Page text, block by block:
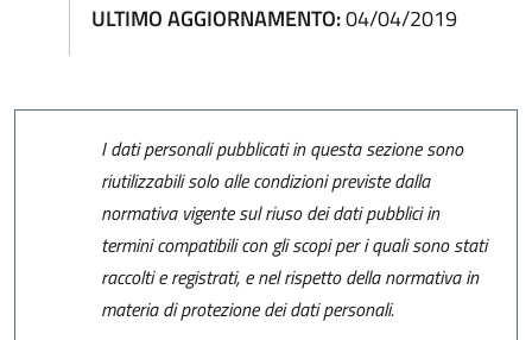
ULTIMO AGGIORNAMENTO:04/04/2019
I dati personali pubblicati in questa sezione sono
riutilizzabili solo alle condizioni previste dalla
normativa vigente sul riuso dei dati pubblici in
termini compatibili con gli scopi per i quali sono stati
raccolti e registrati, e nel rispetto della normativa in
materia di protezione dei dati personali.